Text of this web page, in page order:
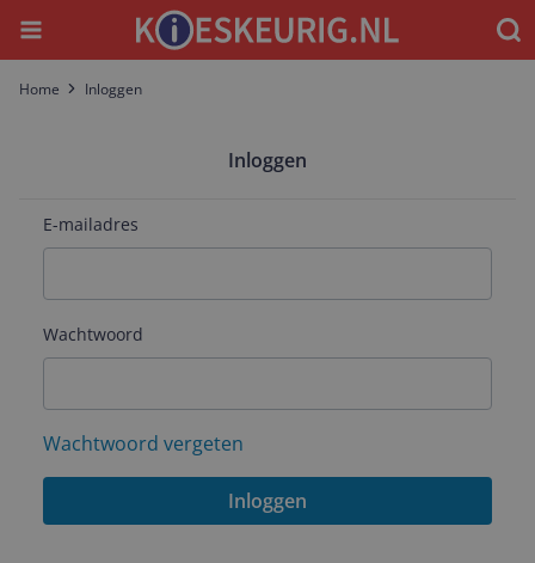
Menu
Home Inloggen
Inloggen
E-mailadres
Wachtwoord
Wachtwoord vergeten
Inloggen